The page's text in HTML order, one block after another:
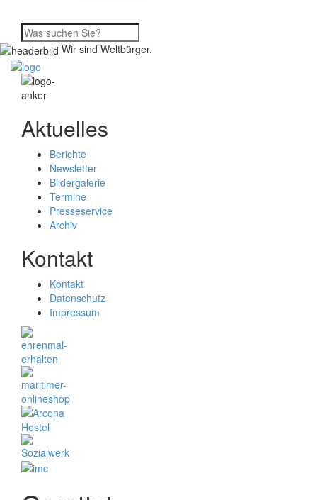
Wir sind Weltbürger.
Aktuelles
Berichte
Newsletter
Bildergalerie
Termine
Presseservice
Archiv
Kontakt
Kontakt
Datenschutz
Impressum